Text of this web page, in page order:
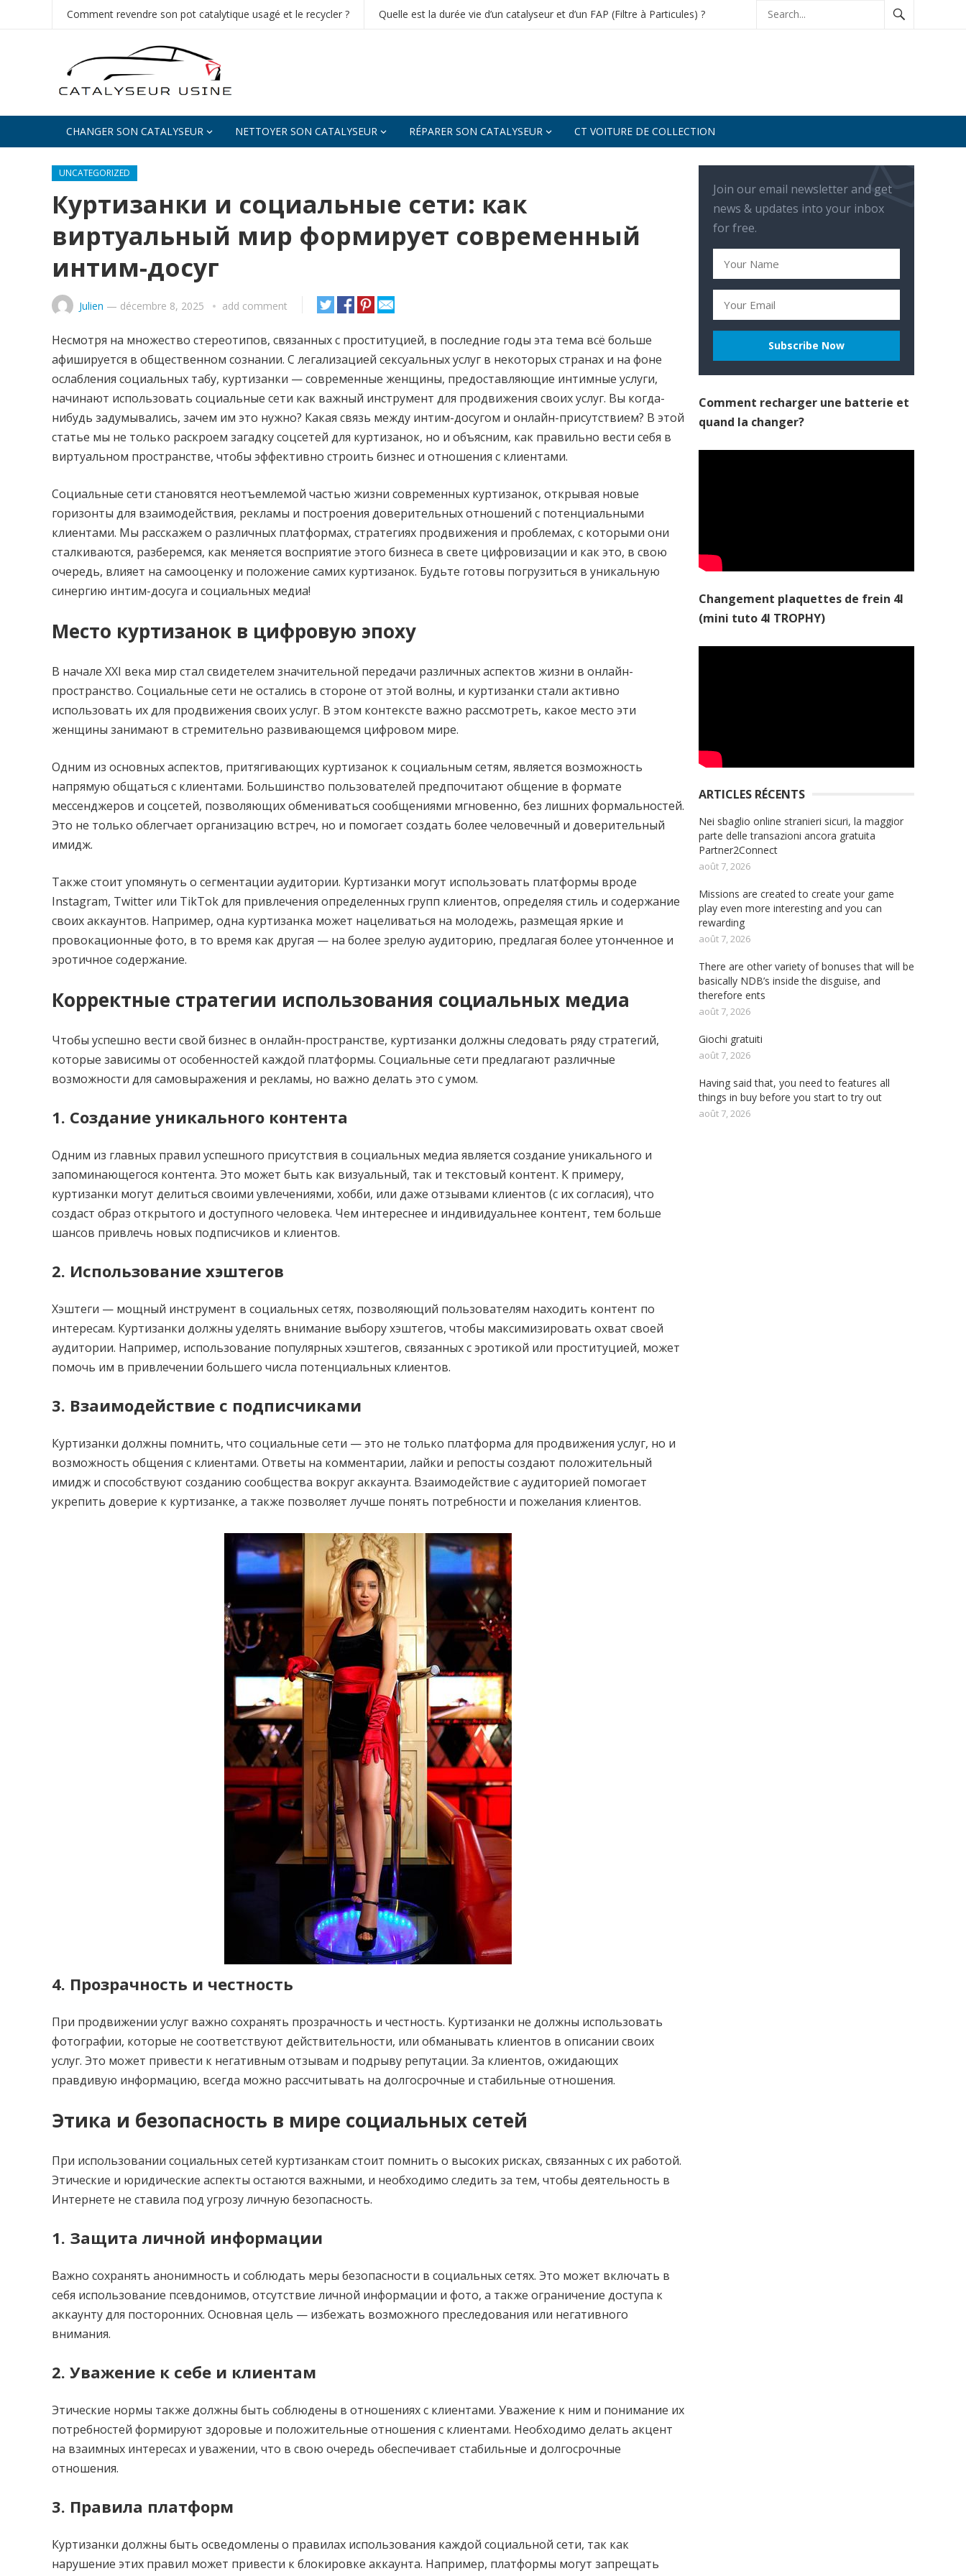
Comment revendre son pot catalytique usagé et le recycler ? Quelle est la durée vie d’un catalyseur et d’un FAP (Filtre à Particules) ?
CHANGER SON CATALYSEUR NETTOYER SON CATALYSEUR RÉPARER SON CATALYSEUR CT VOITURE DE COLLECTION
UNCATEGORIZED
Куртизанки и социальные сети: как
виртуальный мир формирует современный
интим-досуг
Julien — décembre 8, 2025 add comment
Несмотря на множество стереотипов, связанных с проституцией, в последние годы эта тема всё больше
афишируется в общественном сознании. С легализацией сексуальных услуг в некоторых странах и на фоне
ослабления социальных табу, куртизанки — современные женщины, предоставляющие интимные услуги,
начинают использовать социальные сети как важный инструмент для продвижения своих услуг. Вы когда-
нибудь задумывались, зачем им это нужно? Какая связь между интим-досугом и онлайн-присутствием? В этой
статье мы не только раскроем загадку соцсетей для куртизанок, но и объясним, как правильно вести себя в
виртуальном пространстве, чтобы эффективно строить бизнес и отношения с клиентами.
Социальные сети становятся неотъемлемой частью жизни современных куртизанок, открывая новые
горизонты для взаимодействия, рекламы и построения доверительных отношений с потенциальными
клиентами. Мы расскажем о различных платформах, стратегиях продвижения и проблемах, с которыми они
сталкиваются, разберемся, как меняется восприятие этого бизнеса в свете цифровизации и как это, в свою
очередь, влияет на самооценку и положение самих куртизанок. Будьте готовы погрузиться в уникальную
синергию интим-досуга и социальных медиа!
Место куртизанок в цифровую эпоху
В начале XXI века мир стал свидетелем значительной передачи различных аспектов жизни в онлайн-
пространство. Социальные сети не остались в стороне от этой волны, и куртизанки стали активно
использовать их для продвижения своих услуг. В этом контексте важно рассмотреть, какое место эти
женщины занимают в стремительно развивающемся цифровом мире.
Одним из основных аспектов, притягивающих куртизанок к социальным сетям, является возможность
напрямую общаться с клиентами. Большинство пользователей предпочитают общение в формате
мессенджеров и соцсетей, позволяющих обмениваться сообщениями мгновенно, без лишних формальностей.
Это не только облегчает организацию встреч, но и помогает создать более человечный и доверительный
имидж.
Также стоит упомянуть о сегментации аудитории. Куртизанки могут использовать платформы вроде
Instagram, Twitter или TikTok для привлечения определенных групп клиентов, определяя стиль и содержание
своих аккаунтов. Например, одна куртизанка может нацеливаться на молодежь, размещая яркие и
провокационные фото, в то время как другая — на более зрелую аудиторию, предлагая более утонченное и
эротичное содержание.
Корректные стратегии использования социальных медиа
Чтобы успешно вести свой бизнес в онлайн-пространстве, куртизанки должны следовать ряду стратегий,
которые зависимы от особенностей каждой платформы. Социальные сети предлагают различные
возможности для самовыражения и рекламы, но важно делать это с умом.
1. Создание уникального контента
Одним из главных правил успешного присутствия в социальных медиа является создание уникального и
запоминающегося контента. Это может быть как визуальный, так и текстовый контент. К примеру,
куртизанки могут делиться своими увлечениями, хобби, или даже отзывами клиентов (с их согласия), что
создаст образ открытого и доступного человека. Чем интереснее и индивидуальнее контент, тем больше
шансов привлечь новых подписчиков и клиентов.
2. Использование хэштегов
Хэштеги — мощный инструмент в социальных сетях, позволяющий пользователям находить контент по
интересам. Куртизанки должны уделять внимание выбору хэштегов, чтобы максимизировать охват своей
аудитории. Например, использование популярных хэштегов, связанных с эротикой или проституцией, может
помочь им в привлечении большего числа потенциальных клиентов.
3. Взаимодействие с подписчиками
Куртизанки должны помнить, что социальные сети — это не только платформа для продвижения услуг, но и
возможность общения с клиентами. Ответы на комментарии, лайки и репосты создают положительный
имидж и способствуют созданию сообщества вокруг аккаунта. Взаимодействие с аудиторией помогает
укрепить доверие к куртизанке, а также позволяет лучше понять потребности и пожелания клиентов.
4. Прозрачность и честность
При продвижении услуг важно сохранять прозрачность и честность. Куртизанки не должны использовать
фотографии, которые не соответствуют действительности, или обманывать клиентов в описании своих
услуг. Это может привести к негативным отзывам и подрыву репутации. За клиентов, ожидающих
правдивую информацию, всегда можно рассчитывать на долгосрочные и стабильные отношения.
Этика и безопасность в мире социальных сетей
При использовании социальных сетей куртизанкам стоит помнить о высоких рисках, связанных с их работой.
Этические и юридические аспекты остаются важными, и необходимо следить за тем, чтобы деятельность в
Интернете не ставила под угрозу личную безопасность.
1. Защита личной информации
Важно сохранять анонимность и соблюдать меры безопасности в социальных сетях. Это может включать в
себя использование псевдонимов, отсутствие личной информации и фото, а также ограничение доступа к
аккаунту для посторонних. Основная цель — избежать возможного преследования или негативного
внимания.
2. Уважение к себе и клиентам
Этические нормы также должны быть соблюдены в отношениях с клиентами. Уважение к ним и понимание их
потребностей формируют здоровые и положительные отношения с клиентами. Необходимо делать акцент
на взаимных интересах и уважении, что в свою очередь обеспечивает стабильные и долгосрочные
отношения.
3. Правила платформ
Куртизанки должны быть осведомлены о правилах использования каждой социальной сети, так как
нарушение этих правил может привести к блокировке аккаунта. Например, платформы могут запрещать
Join our email newsletter and get
news & updates into your inbox
for free.
Comment recharger une batterie et
quand la changer?
Changement plaquettes de frein 4l
(mini tuto 4l TROPHY)
ARTICLES RÉCENTS
Nei sbaglio online stranieri sicuri, la maggior
parte delle transazioni ancora gratuita
Partner2Connect
août 7, 2026
Missions are created to create your game
play even more interesting and you can
rewarding
août 7, 2026
There are other variety of bonuses that will be
basically NDB’s inside the disguise, and
therefore ents
août 7, 2026
Giochi gratuiti
août 7, 2026
Having said that, you need to features all
things in buy before you start to try out
août 7, 2026